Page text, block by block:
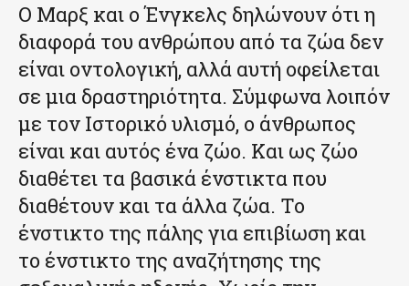
Ο Μαρξ και ο Ένγκελς δηλώνουν ότι η
διαφορά του ανθρώπου από τα ζώα δεν
είναι οντολογική, αλλά αυτή οφείλεται
σε μια δραστηριότητα. Σύμφωνα λοιπόν
με τον Ιστορικό υλισμό, ο άνθρωπος
είναι και αυτός ένα ζώο. Και ως ζώο
διαθέτει τα βασικά ένστικτα που
διαθέτουν και τα άλλα ζώα. Το
ένστικτο της πάλης για επιβίωση και
το ένστικτο της αναζήτησης της